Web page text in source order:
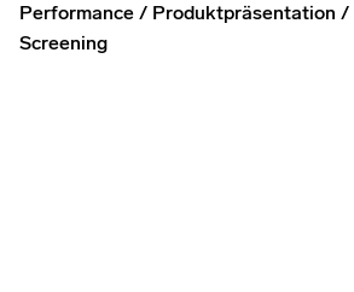
Performance
Produktpräsentation
Screening